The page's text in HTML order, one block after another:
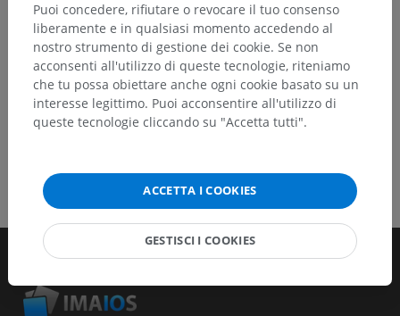
SCARICA L'APP
Puoi concedere, rifiutare o revocare il tuo consenso
liberamente e in qualsiasi momento accedendo al
nostro strumento di gestione dei cookie. Se non
acconsenti all'utilizzo di queste tecnologie, riteniamo
che tu possa obiettare anche ogni cookie basato su un
interesse legittimo. Puoi acconsentire all'utilizzo di
queste tecnologie cliccando su "Accetta tutti".
ACCETTA I COOKIES
GESTISCI I COOKIES